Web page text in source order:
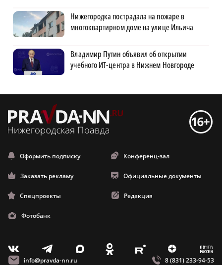
Нижегородка пострадала на пожаре в
многоквартирном доме на улице Ильича
Владимир Путин объявил об открытии
учебного ИТ-центра в Нижнем Новгороде
Оформить подписку Конференц-зал
Заказать рекламу Официальные документы
Спецпроекты Редакция
Фотобанк
V T X O E Z m
info@pravda-nn.ru 8 (831) 233-94-53